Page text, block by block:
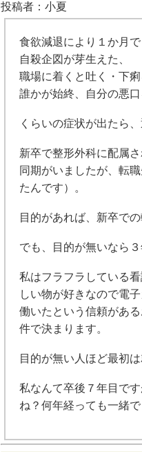
投稿者：小夏
食欲減退により１か月で
自殺企図が芽生えた、
職場に着くと吐く・下痢
誰かが始終、自分の悪
くらいの症状が出たら
新卒で整形外科に配属
同期がいましたが、転
たんです）。
目的があれば、新卒で
でも、目的が無いなら
私はフラフラしている
しい物が好きなので電
働いたという信頼があ
件で決まります。
目的が無い人ほど最初
私なんて卒後７年目で
ね？何年経っても一緒で